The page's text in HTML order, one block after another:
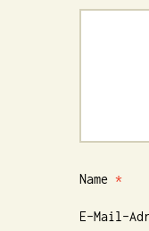
Name *
E-Mail-